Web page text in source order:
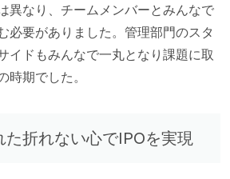
異なり、チームメンバーとみんなで
必要がありました。管理部門のスタ
イドもみんなで一丸となり課題に取
時期でした。
た折れない心でIPOを実現